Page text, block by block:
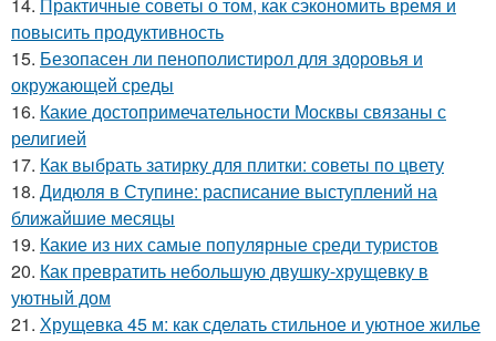
14. Практичные советы о том, как сэкономить время и
повысить продуктивность
15. Безопасен ли пенополистирол для здоровья и
окружающей среды
16. Какие достопримечательности Москвы связаны с
религией
17. Как выбрать затирку для плитки: советы по цвету
18. Дидюля в Ступине: расписание выступлений на
ближайшие месяцы
19. Какие из них самые популярные среди туристов
20. Как превратить небольшую двушку-хрущевку в
уютный дом
21. Хрущевка 45 м: как сделать стильное и уютное жилье